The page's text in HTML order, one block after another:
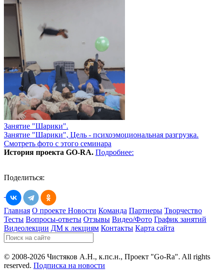
Занятие "Шарики".
Занятие "Шарики", Цель - психоэмоциональная разгрузка.
Смотреть фото с этого семинара
История проекта GO-RA. Подробнее:
Поделиться:
Главная О проекте Новости Команда Партнеры Творчество
Тесты Вопросы-ответы Отзывы Видео/Фото График занятий
Видеолекции ДМ к лекциям Контакты Карта сайта
© 2008-2026 Чистяков А.Н., к.пс.н., Проект "Go-Ra". All rights
reserved. Подписка на новости